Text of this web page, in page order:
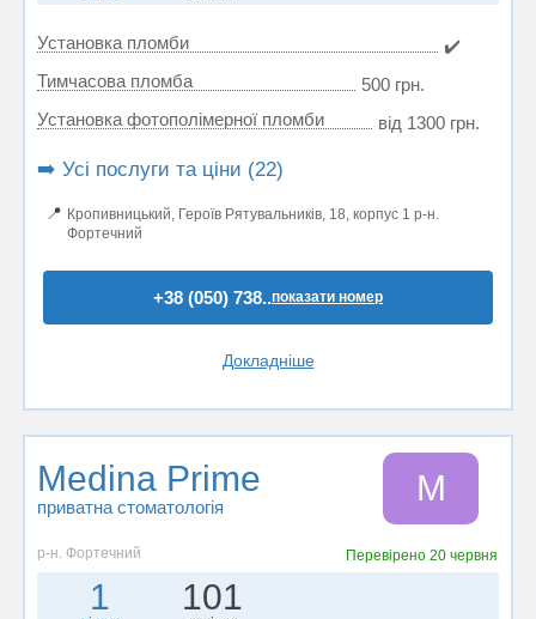
Установка пломби
✔️
Тимчасова пломба
500 грн.
Установка фотополімерної пломби
від 1300 грн.
➡️ Усі послуги та ціни (22)
📍 Кропивницький, Героїв Рятувальників, 18, корпус 1 р-н.
Фортечний
+38 (050) 738..показати номер
Докладніше
Medina Prime
приватна стоматологія M
р-н. Фортечний Перевірено20 червня
1 101